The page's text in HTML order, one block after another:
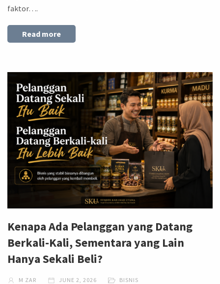
faktor….
Read more
Kenapa Ada Pelanggan yang Datang
Berkali-Kali, Sementara yang Lain
Hanya Sekali Beli?
M ZAR JUNE 2, 2026 BISNIS